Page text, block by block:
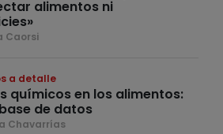
alimentos ni
Caorsi
a detalle
químicos en los alimentos:
de datos
Chavarrías